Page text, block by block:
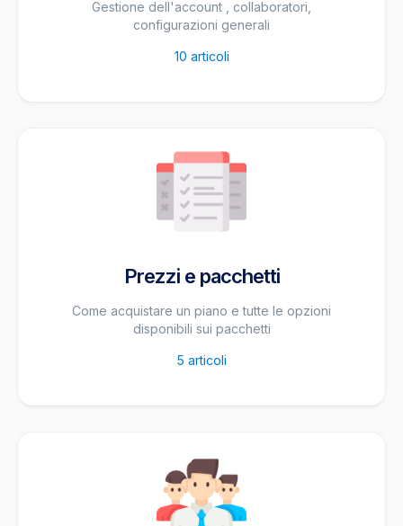
Gestione dell'account , collaboratori,
configurazioni generali
10 articoli
Prezzi e pacchetti
Come acquistare un piano e tutte le opzioni
disponibili sui pacchetti
5 articoli